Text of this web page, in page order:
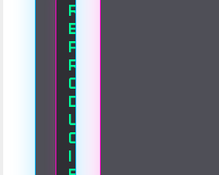
R
E
P
R
O
D
U
C
I